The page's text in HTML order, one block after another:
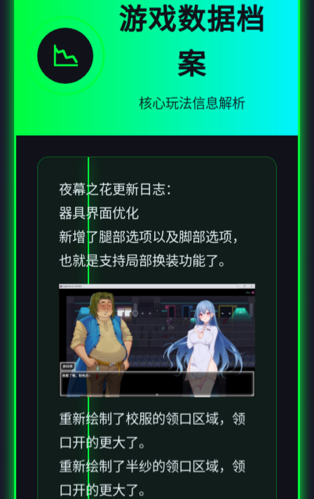
📉
游戏数据档
案
核心玩法信息解析
夜幕之花更新日志：
器具界面优化
新增了腿部选项以及脚部选项，
也就是支持局部换装功能了。
重新绘制了校服的领口区域，领
口开的更大了。
重新绘制了半纱的领口区域，领
口开的更大了。